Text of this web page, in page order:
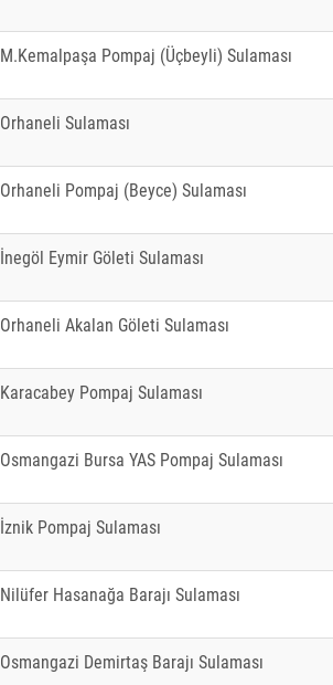
M.Kemalpaşa Pompaj (Üçbeyli) Sulaması
Orhaneli Sulaması
Orhaneli Pompaj (Beyce) Sulaması
İnegöl Eymir Göleti Sulaması
Orhaneli Akalan Göleti Sulaması
Karacabey Pompaj Sulaması
Osmangazi Bursa YAS Pompaj Sulaması
İznik Pompaj Sulaması
Nilüfer Hasanağa Barajı Sulaması
Osmangazi Demirtaş Barajı Sulaması